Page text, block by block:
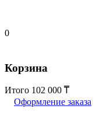
0
Корзина
Итого 102 000
Оформление заказа